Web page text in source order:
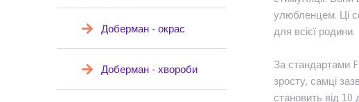
Доберман - окрас
Доберман - хвороби
улюбленцем. Ці
для всієї родини.
За стандартами
зросту, самці
становить від